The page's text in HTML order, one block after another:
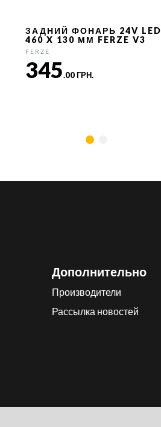
ЗАДНИЙ ФОНАРЬ 24V LED
460 X 130 ММ FERZE V3
FERZE
345.00 ГРН.
Дополнительно
Производители
Рассылка новостей